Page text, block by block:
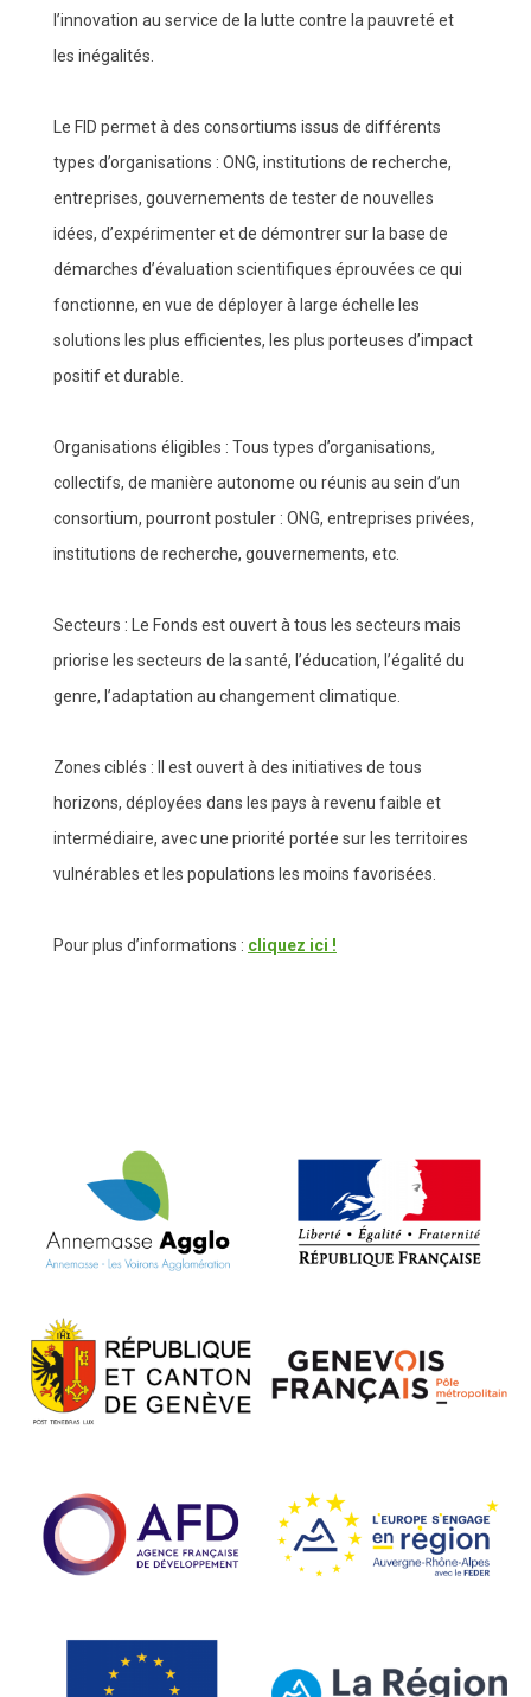
l’innovation au service de la lutte contre la pauvreté et
les inégalités.
Le FID permet à des consortiums issus de différents
types d’organisations : ONG, institutions de recherche,
entreprises, gouvernements de tester de nouvelles
idées, d’expérimenter et de démontrer sur la base de
démarches d’évaluation scientifiques éprouvées ce qui
fonctionne, en vue de déployer à large échelle les
solutions les plus efficientes, les plus porteuses d’impact
positif et durable.
Organisations éligibles : Tous types d’organisations,
collectifs, de manière autonome ou réunis au sein d’un
consortium, pourront postuler : ONG, entreprises privées,
institutions de recherche, gouvernements, etc.
Secteurs : Le Fonds est ouvert à tous les secteurs mais
priorise les secteurs de la santé, l’éducation, l’égalité du
genre, l’adaptation au changement climatique.
Zones ciblés : Il est ouvert à des initiatives de tous
horizons, déployées dans les pays à revenu faible et
intermédiaire, avec une priorité portée sur les territoires
vulnérables et les populations les moins favorisées.
Pour plus d’informations : cliquez ici !